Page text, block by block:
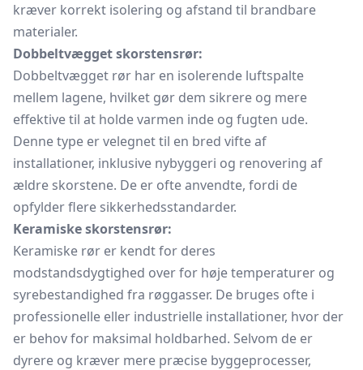
kræver korrekt isolering og afstand til brandbare
materialer.
Dobbeltvægget skorstensrør:
Dobbeltvægget rør har en isolerende luftspalte
mellem lagene, hvilket gør dem sikrere og mere
effektive til at holde varmen inde og fugten ude.
Denne type er velegnet til en bred vifte af
installationer, inklusive nybyggeri og renovering af
ældre skorstene. De er ofte anvendte, fordi de
opfylder flere sikkerhedsstandarder.
Keramiske skorstensrør:
Keramiske rør er kendt for deres
modstandsdygtighed over for høje temperaturer og
syrebestandighed fra røggasser. De bruges ofte i
professionelle eller industrielle installationer, hvor der
er behov for maksimal holdbarhed. Selvom de er
dyrere og kræver mere præcise byggeprocesser,